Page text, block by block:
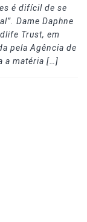
é difícil de se
Dame Daphne
Trust, em
pela Agência de
a matéria […]